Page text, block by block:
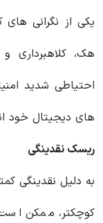
یکی از نگرانی های
هک، کلاهبرداری
احتیاطی شدید
های دیجیتال خود
ریسک نقدینگی
به دلیل نقدینگی
کوچکتر، ممکن